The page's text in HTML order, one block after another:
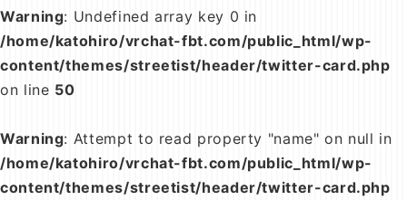
Warning: Undefined array key 0 in
/home/katohiro/vrchat-fbt.com/public_html/wp-
content/themes/streetist/header/twitter-card.php
on line 50
Warning: Attempt to read property "name" on null in
/home/katohiro/vrchat-fbt.com/public_html/wp-
content/themes/streetist/header/twitter-card.php